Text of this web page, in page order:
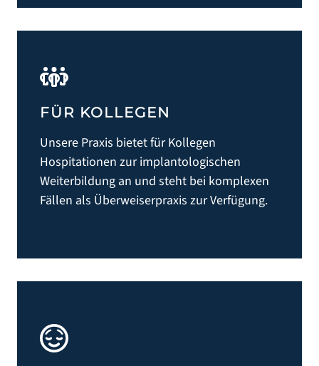
FÜR KOLLEGEN
Unsere Praxis bietet für Kollegen
Hospitationen zur implantologischen
Weiterbildung an und steht bei komplexen
Fällen als Überweiserpraxis zur Verfügung.